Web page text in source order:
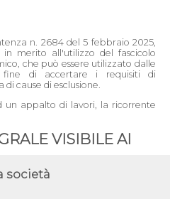
n. 2684 del 5 febbraio 2025,
merito all'utilizzo del fascicolo
che può essere utilizzato dalle
fine di accertare i requisiti di
di cause di esclusione.
un appalto di lavori, la ricorrente
VISIBILE AI
società